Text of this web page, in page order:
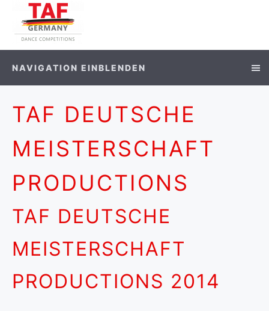
NAVIGATION EINBLENDEN
TAF DEUTSCHE
MEISTERSCHAFT
PRODUCTIONS
TAF DEUTSCHE
MEISTERSCHAFT
PRODUCTIONS 2014